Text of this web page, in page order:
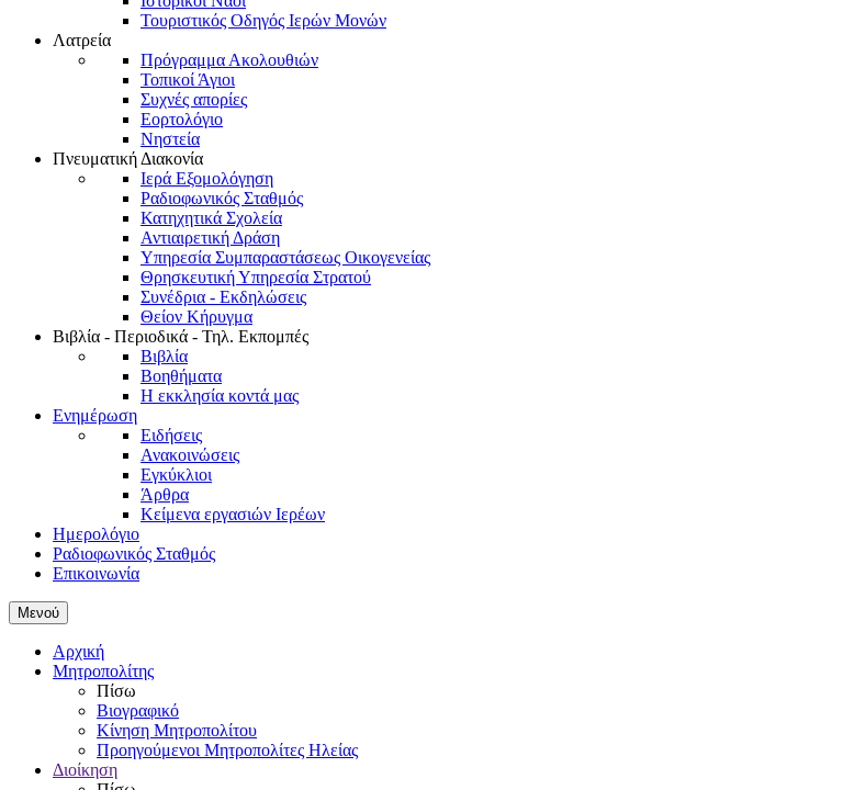
Τουριστικός Οδηγός Ιερών Μονών
Λατρεία
Πρόγραμμα Ακολουθιών
Τοπικοί Άγιοι
Συχνές απορίες
Εορτολόγιο
Νηστεία
Πνευματική Διακονία
Ιερά Εξομολόγηση
Ραδιοφωνικός Σταθμός
Κατηχητικά Σχολεία
Αντιαιρετική Δράση
Υπηρεσία Συμπαραστάσεως Οικογενείας
Θρησκευτική Υπηρεσία Στρατού
Συνέδρια - Εκδηλώσεις
Θείον Κήρυγμα
Βιβλία - Περιοδικά - Τηλ. Εκπομπές
Βιβλία
Βοηθήματα
Η εκκλησία κοντά μας
Ενημέρωση
Ειδήσεις
Ανακοινώσεις
Εγκύκλιοι
Άρθρα
Κείμενα εργασιών Ιερέων
Ημερολόγιο
Ραδιοφωνικός Σταθμός
Επικοινωνία
Μενού
Αρχική
Μητροπολίτης
Πίσω
Βιογραφικό
Κίνηση Μητροπολίτου
Προηγούμενοι Μητροπολίτες Ηλείας
Διοίκηση